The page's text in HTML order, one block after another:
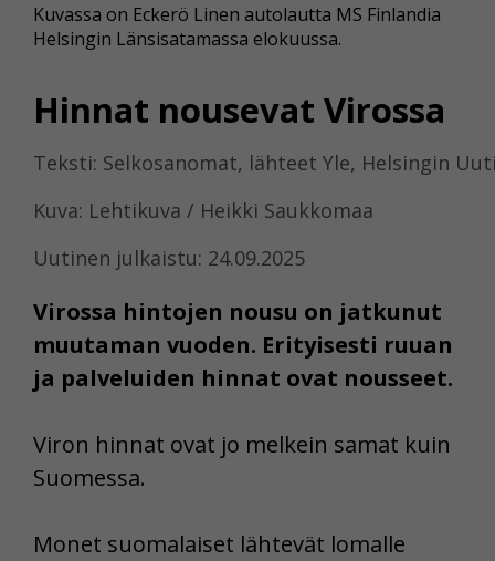
Hinnat nousevat Virossa
Teksti: Selkosanomat, lähteet Yle, Helsingin
Kuva: Lehtikuva / Heikki Saukkomaa
Uutinen julkaistu: 24.09.2025
Virossa hintojen nousu on jatkunut
muutaman vuoden. Erityisesti ruuan
ja palveluiden hinnat ovat nousseet.
Kuvassa on Eckerö Linen autolautta MS Finlandia
Helsingin Länsisatamassa elokuussa.
Viron hinnat ovat jo melkein samat kuin
Suomessa.
Monet suomalaiset lähtevät lomalle